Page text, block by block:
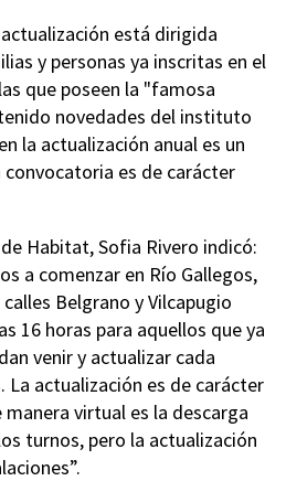
está dirigida
y personas ya inscritas en el
que poseen la "famosa
novedades del instituto
la actualización anual es un
es de carácter
Habitat, Sofia Rivero indicó:
a comenzar en Río Gallegos,
Belgrano y Vilcapugio
16 horas para aquellos que ya
venir y actualizar cada
La actualización es de carácter
manera virtual es la descarga
turnos, pero la actualización